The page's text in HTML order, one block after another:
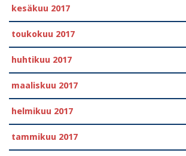
kesäkuu 2017
toukokuu 2017
huhtikuu 2017
maaliskuu 2017
helmikuu 2017
tammikuu 2017